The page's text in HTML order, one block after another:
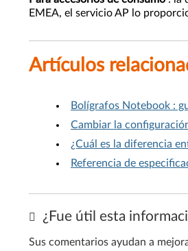
EMEA, el servicio AP lo
Artículos
Bolígrafos Notebook :
Cambiar la
¿Cuál es la diferencia
Referencia de
¿Fue útil esta
Sus comentarios ayudan a